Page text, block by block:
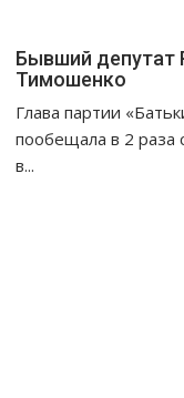
я
о
з
Бывший депутат
Тимошенко
Глава партии
пообещала в 2 раза
в...